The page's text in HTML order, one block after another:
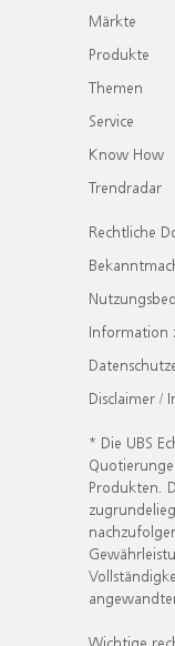
Märkte
Produkte
Themen
Service
Know How
Trendradar
Rechtliche
Information
Disclaimer /
* Die UBS
Produkten.